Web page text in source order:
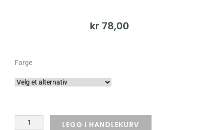
kr 78,00
Farge
LEGG I HANDLEKURV